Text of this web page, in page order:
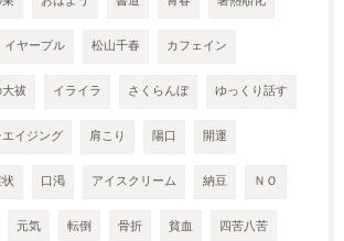
イヤープル 松山千春 カフェイン
祓 イライラ さくらんぼ ゆっくり話す
イジング 肩こり 陽口 開運
口渇 アイスクリーム 納豆 ＮＯ
元気 転倒 骨折 貧血 四苦八苦